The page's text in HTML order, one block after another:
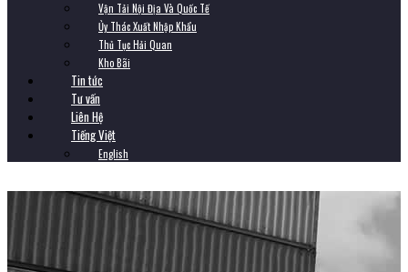
Vận Tải Nội Địa Và Quốc Tế
Ủy Thác Xuất Nhập Khẩu
Thủ Tục Hải Quan
Kho Bãi
Tin tức
Tư vấn
Liên Hệ
Tiếng Việt
English